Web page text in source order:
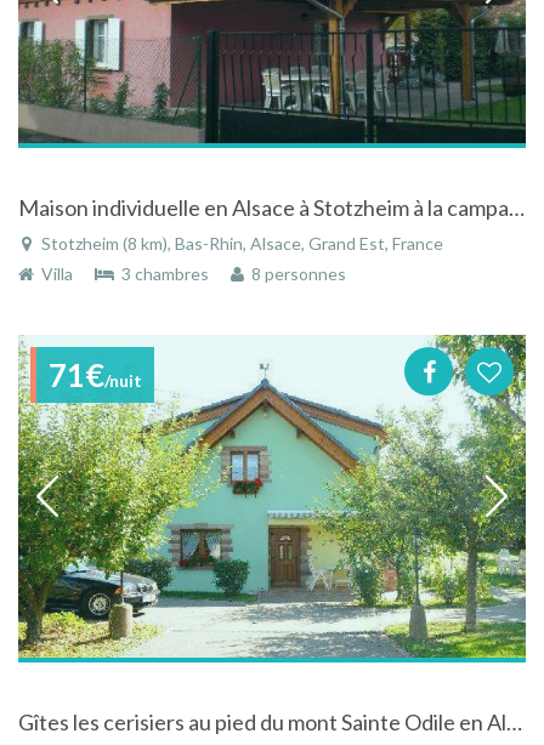
Maison individuelle en Alsace à Stotzheim à la campagne
Stotzheim (8 km), Bas-Rhin, Alsace, Grand Est, France
Villa
3 chambres 8 personnes
71€/nuit
Gîtes les cerisiers au pied du mont Sainte Odile en Alsace